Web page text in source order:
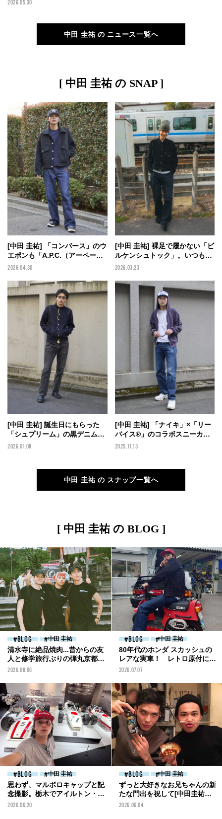
2026.05.30
中田 圭祐 の ニュース一覧へ
[ 中田 圭祐 の SNAP ]
[中田 圭祐] 「コンバース」のウ
エポンも「A.P.C.（アーペーセ
ー）」の特別なデニムもエイジ
人スニーカースタイルで。【メ
ンズノンノモデルの私服スナッ
プ】
2026.04.30
[中田 圭祐] 裸足で履かない「ビ
ルケンシュトック」。いつもの
黒コーデをちょっぴり大人に
ノモデルの私服スナップ】
2026.03.23
[中田 圭祐] 誕生日にもらった
「シュプリーム」の黒デニムに
古着カーディガンのイエローで
2026.01.08
[中田 圭祐] 「ナイキ」×「リー
バイス®」のコラボスニーカー
に愛用「リーバイス®」
2025.11.13
中田 圭祐 の スナップ一覧へ
[ 中田 圭祐 の BLOG ]
BLOG 中田 圭祐
清水寺に絶品焼肉...昔からの友
人と修学旅行ぶりの弾丸京都旅
行。[中田圭祐ブログ]
2026.08.06
BLOG 中田 圭祐
80年代のホンダ スカッシュの
レアな実車！ レトロ原付につ
い手を出したくなる[中田圭祐
2026.07.07
BLOG 中田 圭祐
思わず、マルボロキャップと記
念撮影。栃木でアイルトン・セ
ナが乗っていたマシンと胸熱な
2026.06.20
BLOG 中田 圭祐
ずっと大好きなお兄ちゃんの新
たな門出を祝して[中田圭祐ブ
ログ]
2026.06.04